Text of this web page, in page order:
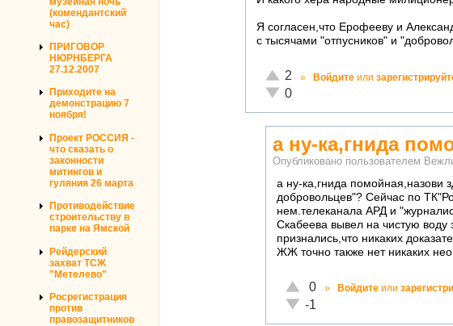
(комендантский
час)
ПРИГОВОР
НЮРНБЕРГА
27.12.2007
Приходите на
демонстрацию 7
ноября!
Проект РОССИЯ -
что сказать о
законности
митингов и
гуляния 26 марта
Противодействие
строительству в
парке на Ямской
Рейдерский
захват ТСЖ
"Метелево"
Росрегистрация
против
правозащитников
Я согласен,что Ерофееву и
с тысячами "отпусников" и
Отлично!
2
Неадекватно!
0
» Войдите или
а ну-ка,гнида
Опубликовано пользователем
а ну-ка,гнида помойная,назови
добровольцев"? Сейчас по
нем.телеканала АРД и
Скабеева вывел на чистую воду
признались,что никаких
ЖЖ точно также нет никаких
Отлично!
0
Неадекватно!
-1
» Войдите или